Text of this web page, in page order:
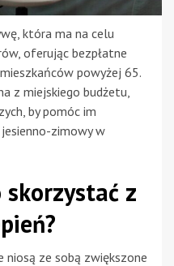
która ma na celu
oferując bezpłatne
powyżej 65.
z miejskiego budżetu,
by pomóc im
zimowy w
z
niosą ze sobą zwiększone